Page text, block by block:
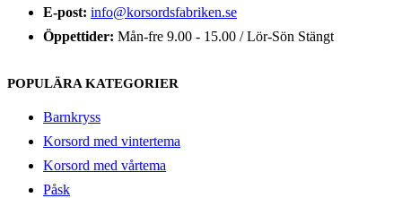
E-post: info@korsordsfabriken.se
Öppettider: Mån-fre 9.00 - 15.00 / Lör-Sön Stängt
POPULÄRA KATEGORIER
Barnkryss
Korsord med vintertema
Korsord med vårtema
Påsk